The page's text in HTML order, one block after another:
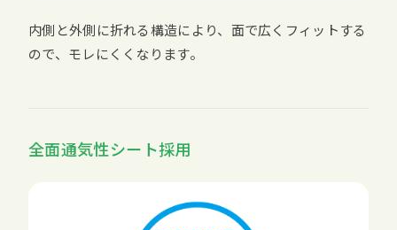
内側と外側に折れる構造により、面で広くフィットする
ので、モレにくくなります。
全面通気性シート採用